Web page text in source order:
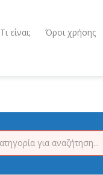
Τι είναι; Όροι χρήσης